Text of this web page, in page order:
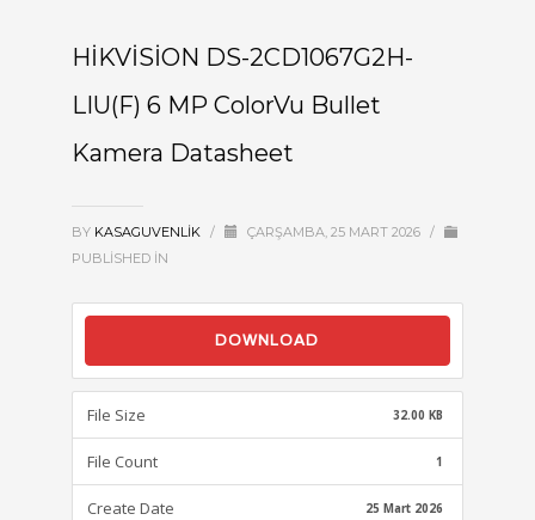
HİKVİSİON DS-2CD1067G2H-
LIU(F) 6 MP ColorVu Bullet
Kamera Datasheet
BY KASAGUVENLIK / ÇARŞAMBA, 25 MART 2026 /
PUBLISHED IN
DOWNLOAD
File Size 32.00 KB
File Count 1
Create Date 25 Mart 2026